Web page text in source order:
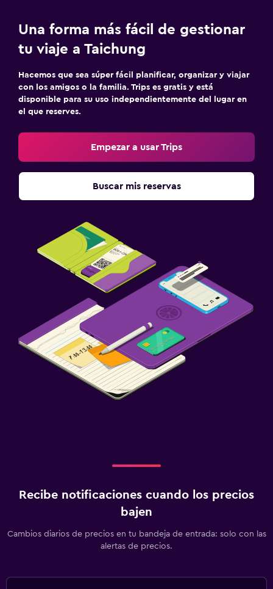
Una forma más fácil de gestionar
tu viaje a Taichung
Hacemos que sea súper fácil planificar, organizar y viajar
con los amigos o la familia. Trips es gratis y está
disponible para su uso independientemente del lugar en
el que reserves.
Empezar a usar Trips
Buscar mis reservas
Recibe notificaciones cuando los precios
bajen
Cambios diarios de precios en tu bandeja de entrada: solo con las
alertas de precios.